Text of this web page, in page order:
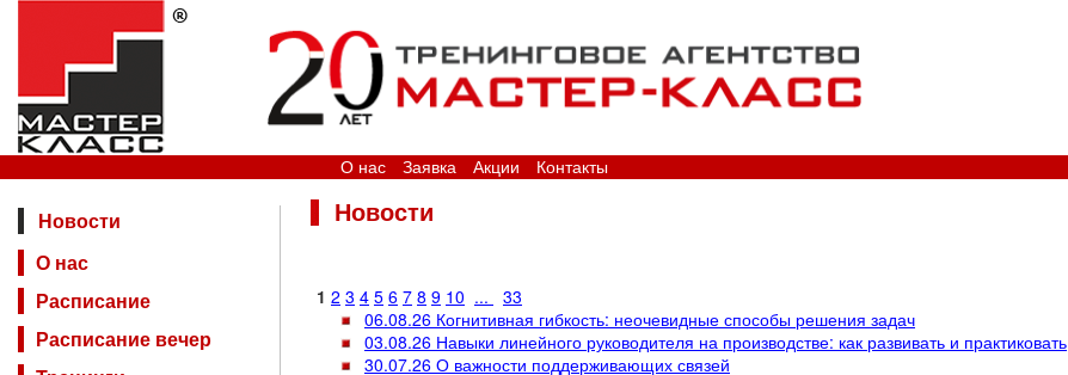
О нас Заявка Акции Контакты
Новости
О нас
Расписание
Расписание вечер
Новости
1 2 3 4 5 6 7 8 9 10 ...
33
06.08.26 Когнитивная гибкость: неочевидные способы решения задач
03.08.26 Навыки линейного руководителя на производстве: как развивать и практиковать
30.07.26 О важности поддерживающих связей